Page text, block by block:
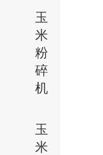
玉
米
粉
碎
机
玉
米